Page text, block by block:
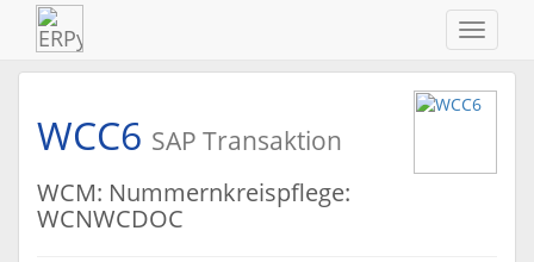
ein-/
WCC6 SAP Transaktion
WCM: Nummernkreispflege:
WCNWCDOC